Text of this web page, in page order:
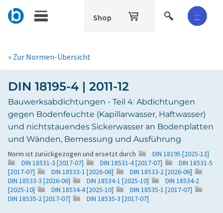
Shop
» Zur Normen-Übersicht
DIN 18195-4 | 2011-12
Bauwerksabdichtungen - Teil 4: Abdichtungen
gegen Bodenfeuchte (Kapillarwasser, Haftwasser)
und nichtstauendes Sickerwasser an Bodenplatten
und Wänden, Bemessung und Ausführung
Norm ist zurückgezogen und ersetzt durch
DIN 18195 [2025-12]
DIN 18531-3 [2017-07]
DIN 18531-4 [2017-07]
DIN 18531-5
[2017-07]
DIN 18533-1 [2026-06]
DIN 18533-2 [2026-06]
DIN 18533-3 [2026-06]
DIN 18534-1 [2025-10]
DIN 18534-2
[2025-10]
DIN 18534-4 [2025-10]
DIN 18535-1 [2017-07]
DIN 18535-2 [2017-07]
DIN 18535-3 [2017-07]